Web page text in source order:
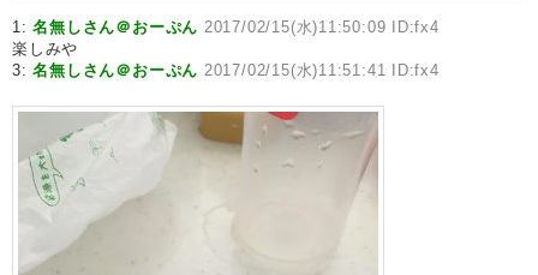
1:名無しさん＠おーぷん 2017/02/15(水)11:50:09 ID:fx4
楽しみや
3:名無しさん＠おーぷん 2017/02/15(水)11:51:41 ID:fx4